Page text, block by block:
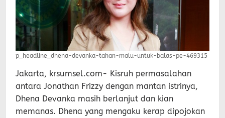
p_headline_dhena-devanka-tahan-malu-untuk-balas-pe-469315
Jakarta, krsumsel.com- Kisruh permasalahan
antara Jonathan Frizzy dengan mantan istrinya,
Dhena Devanka masih berlanjut dan kian
memanas. Dhena yang mengaku kerap dipojokan